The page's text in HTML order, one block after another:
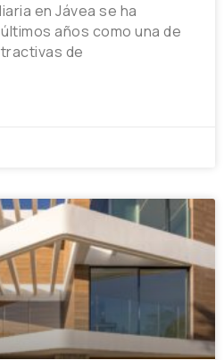
en Jávea se ha
años como una de
de